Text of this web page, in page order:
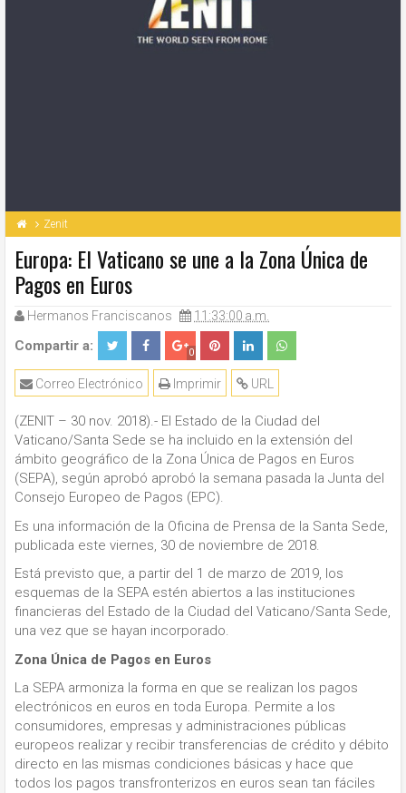
Zenit
Europa: El Vaticano se une a la Zona Única de
Pagos en Euros
Hermanos Franciscanos 11:33:00 a.m.
Compartir a: 0
URL
Imprimir
Correo Electrónico
(ZENIT – 30 nov. 2018).- El Estado de la Ciudad del
Vaticano/Santa Sede se ha incluido en la extensión del
ámbito geográfico de la Zona Única de Pagos en Euros
(SEPA), según aprobó aprobó la semana pasada la Junta del
Consejo Europeo de Pagos (EPC).
Es una información de la Oficina de Prensa de la Santa Sede,
publicada este viernes, 30 de noviembre de 2018.
Está previsto que, a partir del 1 de marzo de 2019, los
esquemas de la SEPA estén abiertos a las instituciones
financieras del Estado de la Ciudad del Vaticano/Santa Sede,
una vez que se hayan incorporado.
Zona Única de Pagos en Euros
La SEPA armoniza la forma en que se realizan los pagos
electrónicos en euros en toda Europa. Permite a los
consumidores, empresas y administraciones públicas
europeos realizar y recibir transferencias de crédito y débito
directo en las mismas condiciones básicas y hace que
todos los pagos transfronterizos en euros sean tan fáciles